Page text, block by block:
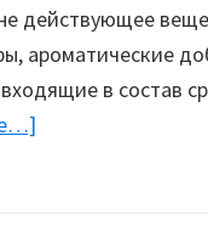
действующее
ароматические
в состав